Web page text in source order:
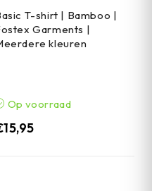
T-shirt | Bamboo |
Garments |
kleuren
Op voorraad
15,95